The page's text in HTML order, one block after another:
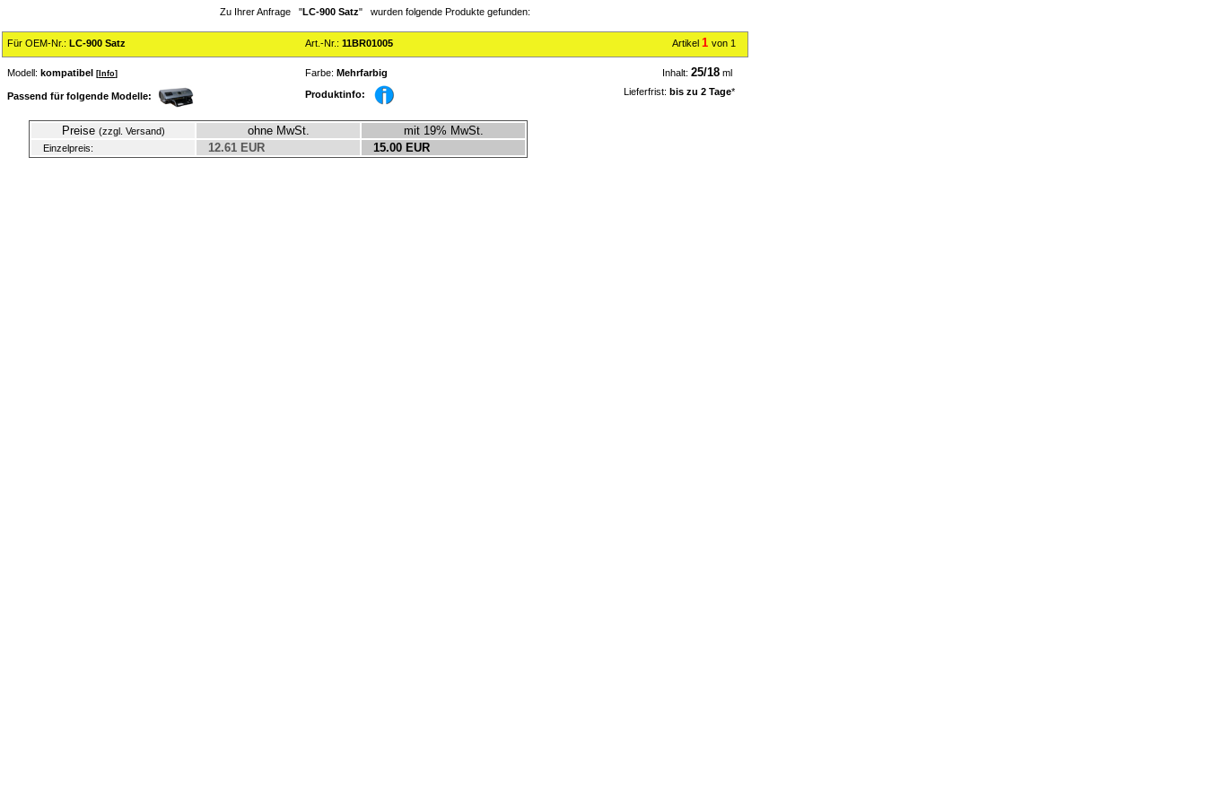
Zu Ihrer Anfrage "LC-900 Satz" wurden folgende Produkte gefunden:
Für OEM-Nr.: LC-900 Satz Art.-Nr.: 11BR01005 Artikel 1 von 1
Modell: kompatibel [ Info] Farbe: Mehrfarbig Inhalt: 25/18 ml
Passend für folgende Modelle: Produktinfo: Lieferfrist: bis zu 2 Tage*
Preise (zzgl. Versand) ohne MwSt. mit 19% MwSt.
Einzelpreis: 12.61 EUR 15.00 EUR